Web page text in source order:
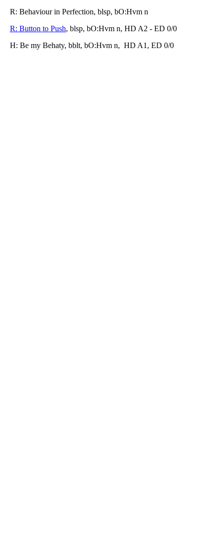
R: Behaviour in Perfection, blsp, bO:Hvm n
R: Button to Push, blsp, bO:Hvm n, HD A2 - ED 0/0
H: Be my Behaty, bblt, bO:Hvm n, HD A1, ED 0/0